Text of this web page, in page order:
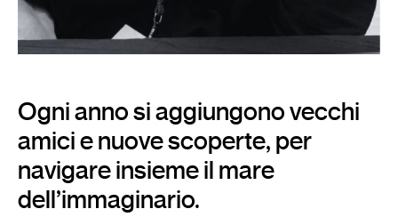
DANIJEL ZEZELJ
Disegnatore e illustratore
Ogni anno si aggiungono vecchi
amici e nuove scoperte, per
navigare insieme il mare
dell’immaginario.